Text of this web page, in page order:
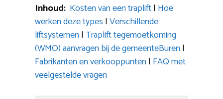
Inhoud: Kosten van een traplift| Hoe
werken deze types |Verschillende
liftsystemen|Traplift tegemoetkoming
(WMO) aanvragen bij de gemeenteBuren|
Fabrikanten en verkooppunten| FAQ met
veelgestelde vragen